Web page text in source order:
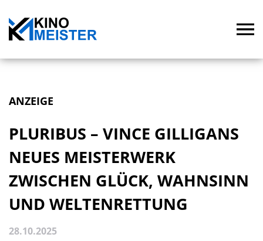
ANZEIGE
PLURIBUS – VINCE GILLIGANS
NEUES MEISTERWERK
ZWISCHEN GLÜCK, WAHNSINN
UND WELTENRETTUNG
28.10.2025